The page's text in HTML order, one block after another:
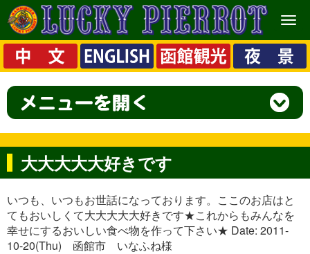
メ
ニ
ュ
ー
大大大大大好きです
いつも、いつもお世話になっております。ここのお店はと
てもおいしくて大大大大大好きです★これからもみんなを
幸せにするおいしい食べ物を作って下さい★ Date: 2011-
10-20(Thu) 函館市 いなふね様